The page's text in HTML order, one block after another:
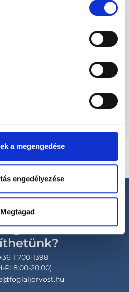
info/foglaljorvost-
a megengedése
engedélyezése
Megtagad
orvosok
1 700-1398
P: 8:00-20:00)